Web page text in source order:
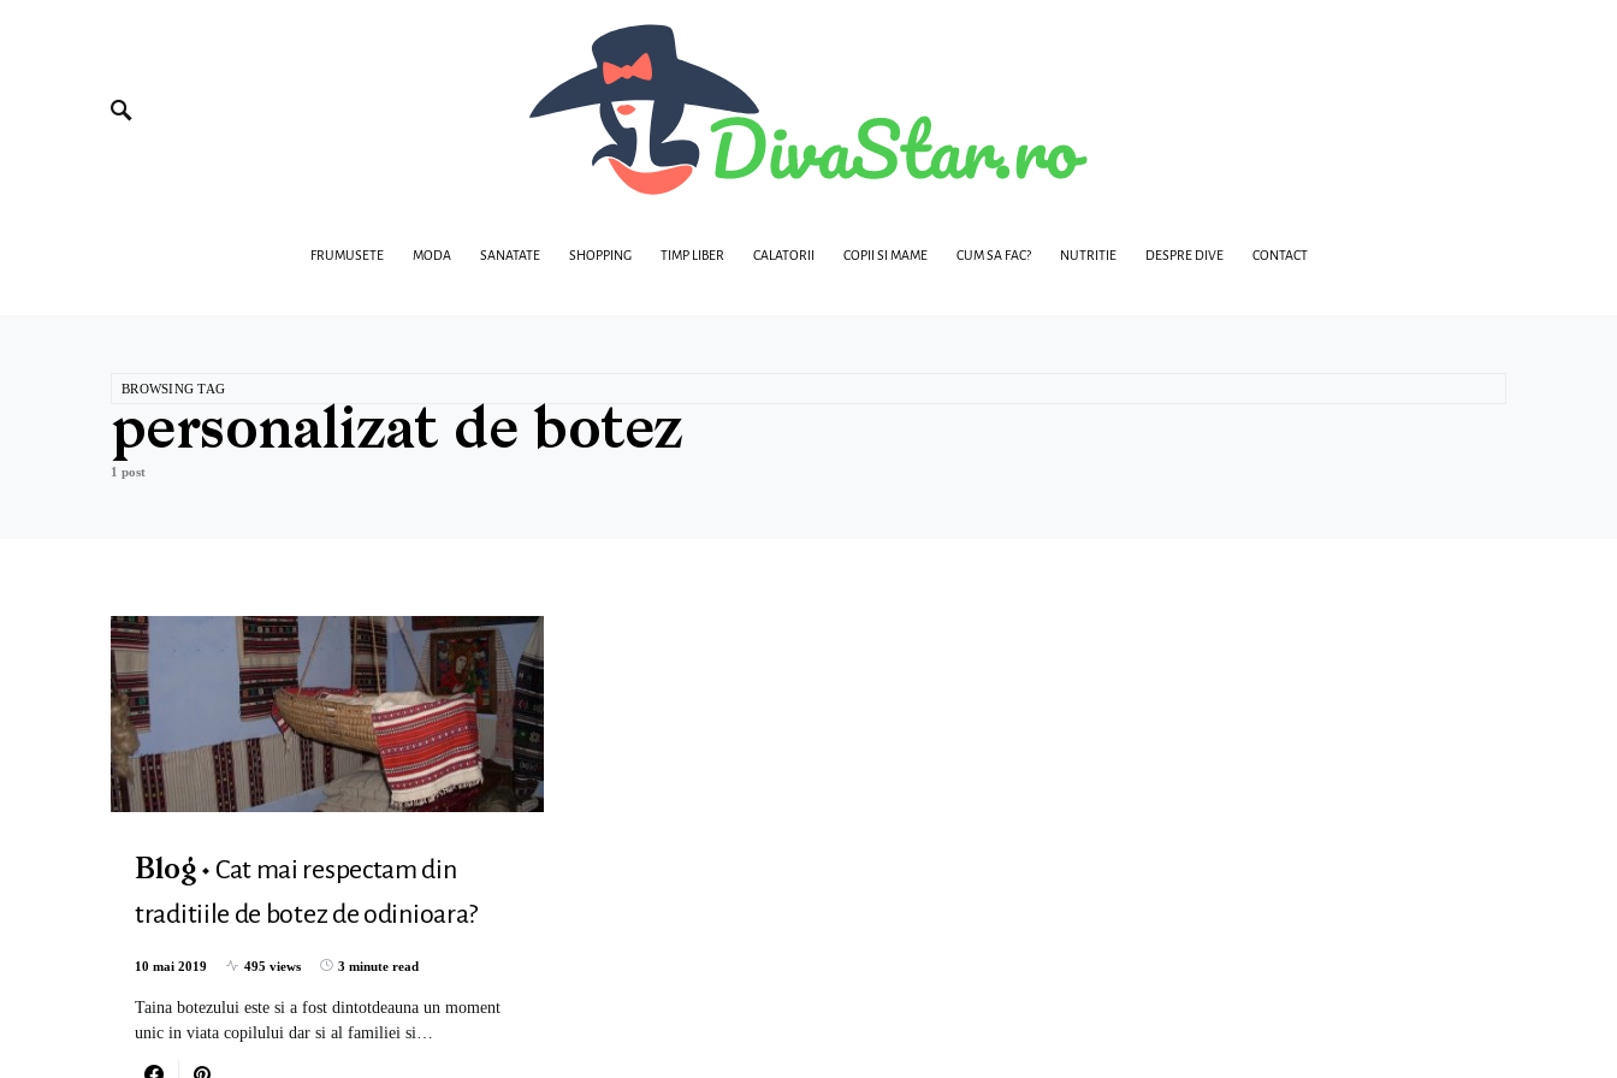
FRUMUSETE MODA SANATATE SHOPPING TIMP LIBER CALATORII COPII SI MAME CUM SA FAC? NUTRITIE DESPRE DIVE CONTACT
BROWSING TAG
personalizat de botez
1 post
Blog
Cat mai respectam din
traditiile de botez de odinioara?
10 mai 2019 495 views 3 minute read
Taina botezului este si a fost dintotdeauna un moment
unic in viata copilului dar si al familiei si…